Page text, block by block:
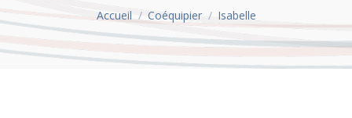
Vous êtes ici :
Accueil Coéquipier Isabelle